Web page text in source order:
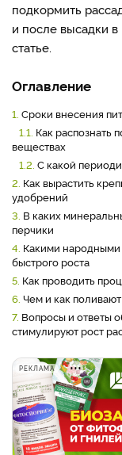
подкормить
и после высадки
статье.
Оглавление
1. Сроки внесения
1.1. Как распознать
веществах
1.2. С какой
2. Как вырастить
удобрений
3. В каких
перчики
4. Какими народными
быстрого роста
5. Как проводить
6. Чем и как
7. Вопросы и ответы
стимулируют рост
РЕКЛАМА